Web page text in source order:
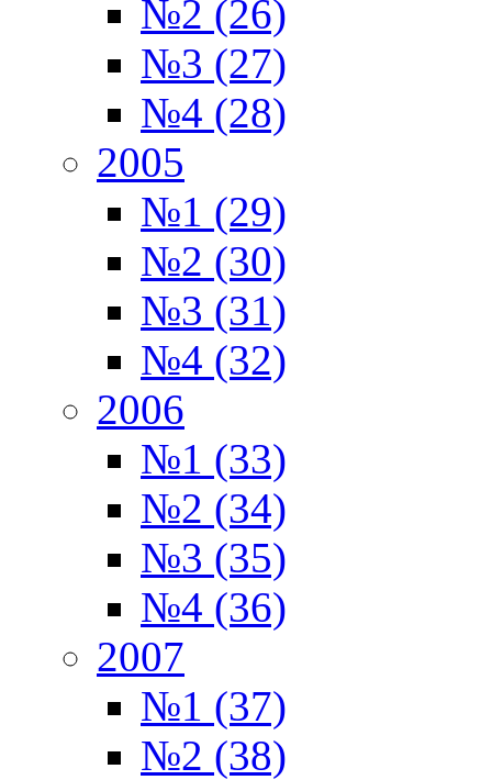
№2 (26)
№3 (27)
№4 (28)
2005
№1 (29)
№2 (30)
№3 (31)
№4 (32)
2006
№1 (33)
№2 (34)
№3 (35)
№4 (36)
2007
№1 (37)
№2 (38)